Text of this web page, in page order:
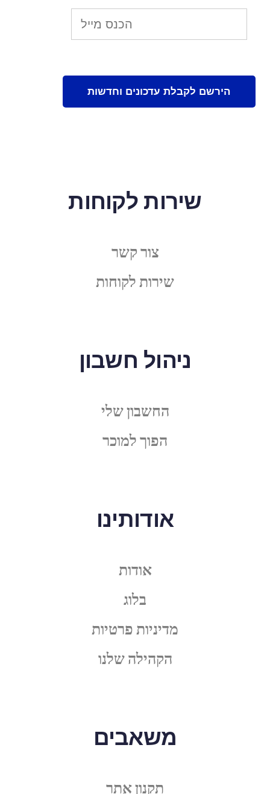
שירות לקוחות
צור קשר
שירות לקוחות
ניהול חשבון
החשבון שלי
הפוך למוכר
אודותינו
אודות
בלוג
מדיניות פרטיות
הקהילה שלנו
משאבים
תקנון אתר